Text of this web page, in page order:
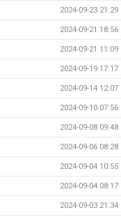
2024-09-23 21:29
2024-09-21 18:56
2024-09-21 11:09
2024-09-19 17:17
2024-09-14 12:07
2024-09-10 07:56
2024-09-08 09:48
2024-09-06 08:28
2024-09-04 10:55
2024-09-04 08:17
2024-09-03 21:34